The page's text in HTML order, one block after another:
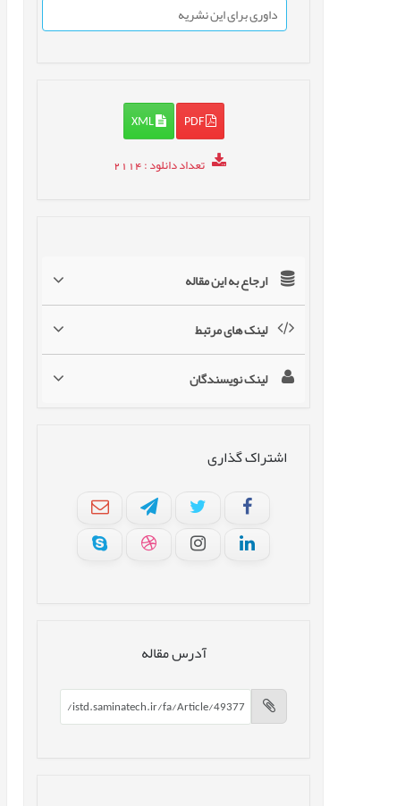
داوری برای این نشریه
PDF
XML
تعداد دانلود: 2114
ارجاع به این مقاله
لینک های مرتبط
لینک نویسندگان
اشتراک گذاری
آدرس مقاله